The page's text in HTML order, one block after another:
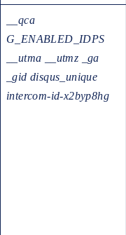
__qca
G_ENABLED_IDPS
__utma
__utmz
_ga
_gid disqus_unique
intercom-id-x2byp8hg